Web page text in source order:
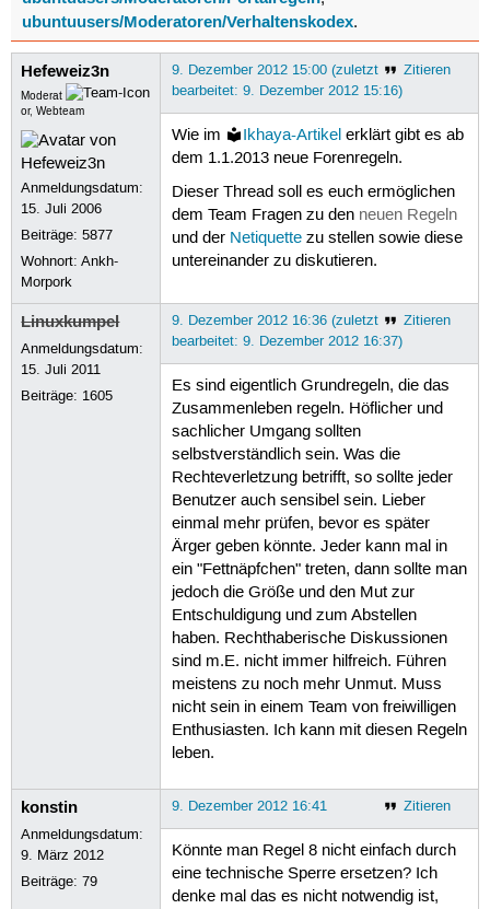
ubuntuusers/Moderatoren/Verhaltenskodex.
Hefeweiz3n
Moderat
or, Webteam
Anmeldungsdatum:
15. Juli 2006
Beiträge:5877
Wohnort: Ankh-
Morpork
Zitieren
9. Dezember 2012 15:00 (zuletzt
bearbeitet: 9. Dezember 2012 15:16)
Wie im Ikhaya-Artikelerklärt gibt es ab
dem 1.1.2013 neue Forenregeln.
Dieser Thread soll es euch ermöglichen
dem Team Fragen zu den neuen Regeln
und der Netiquettezu stellen sowie diese
untereinander zu diskutieren.
Linuxkumpel
Anmeldungsdatum:
15. Juli 2011
Beiträge: 1605
Zitieren
9. Dezember 2012 16:36 (zuletzt
bearbeitet: 9. Dezember 2012 16:37)
Es sind eigentlich Grundregeln, die das
Zusammenleben regeln. Höflicher und
sachlicher Umgang sollten
selbstverständlich sein. Was die
Rechteverletzung betrifft, so sollte jeder
Benutzer auch sensibel sein. Lieber
einmal mehr prüfen, bevor es später
Ärger geben könnte. Jeder kann mal in
ein "Fettnäpfchen" treten, dann sollte man
jedoch die Größe und den Mut zur
Entschuldigung und zum Abstellen
haben. Rechthaberische Diskussionen
sind m.E. nicht immer hilfreich. Führen
meistens zu noch mehr Unmut. Muss
nicht sein in einem Team von freiwilligen
Enthusiasten. Ich kann mit diesen Regeln
leben.
konstin
Anmeldungsdatum:
9. März 2012
Beiträge:79
Zitieren
9. Dezember 2012 16:41
Könnte man Regel 8 nicht einfach durch
eine technische Sperre ersetzen? Ich
denke mal das es nicht notwendig ist,